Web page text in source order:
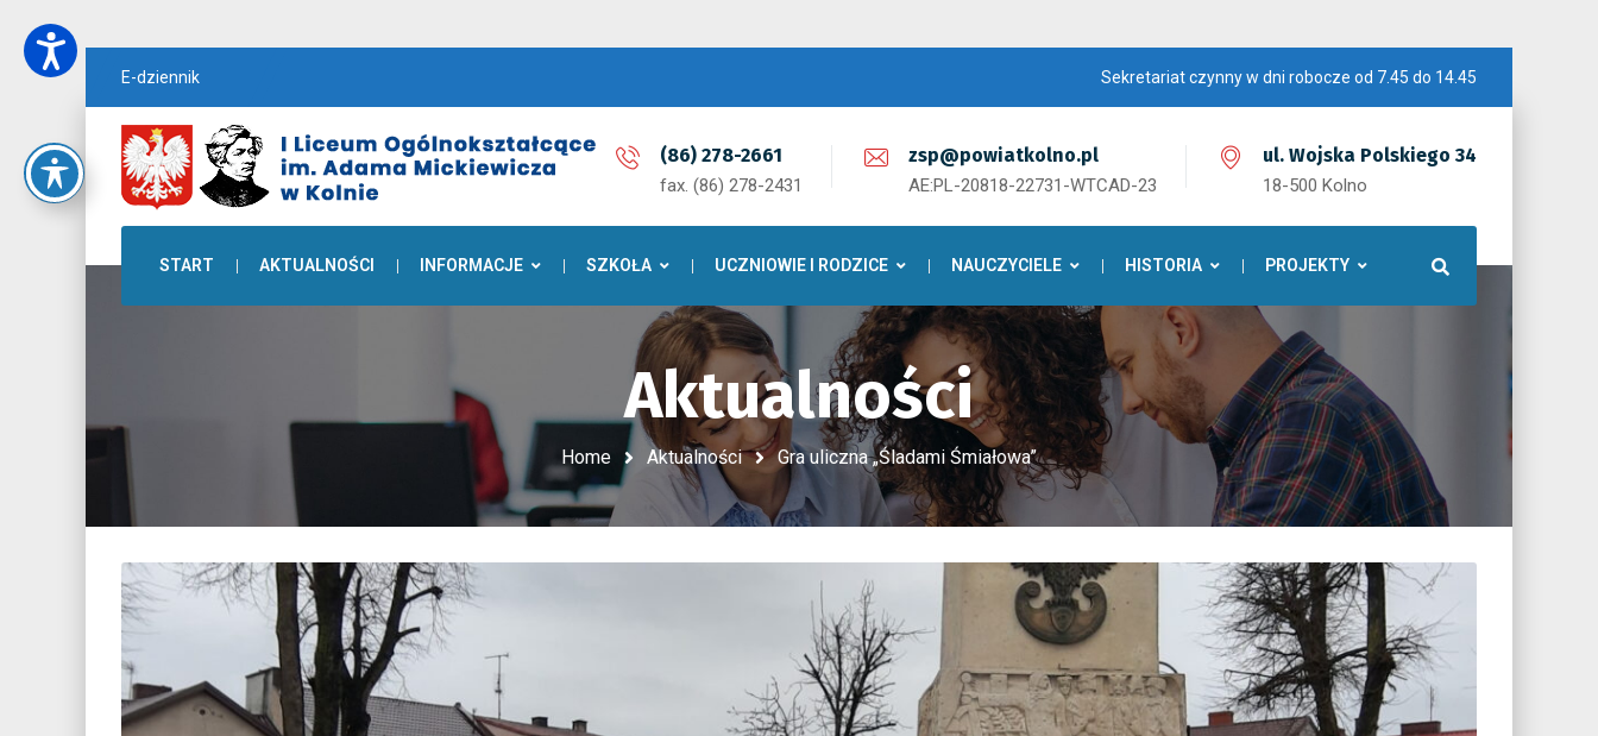
E-dziennik Sekretariat czynny w dni robocze od 7.45 do 14.45
(86) 278-2661
fax. (86) 278-2431
zsp@powiatkolno.pl
AE:PL-20818-22731-WTCAD-23
ul. Wojska Polskiego 34
18-500 Kolno
START AKTUALNOŚCI INFORMACJE SZKOŁA UCZNIOWIE I RODZICE NAUCZYCIELE HISTORIA PROJEKTY
Aktualności
Home Aktualności Gra uliczna „Śladami Śmiałowa”